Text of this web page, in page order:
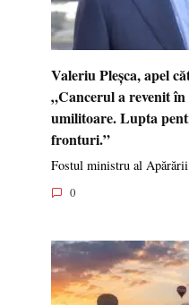
Valeriu Pleșca, apel
„Cancerul a revenit
umilitoare. Lupta
fronturi.”
Fostul ministru al
0